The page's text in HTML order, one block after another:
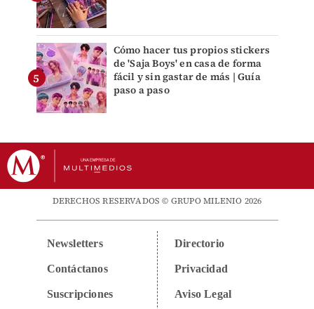
Cómo hacer tus propios stickers
de 'Saja Boys' en casa de forma
fácil y sin gastar de más | Guía
paso a paso
DERECHOS RESERVADOS © GRUPO MILENIO 2026
Newsletters
Contáctanos
Suscripciones
Directorio
Privacidad
Aviso Legal